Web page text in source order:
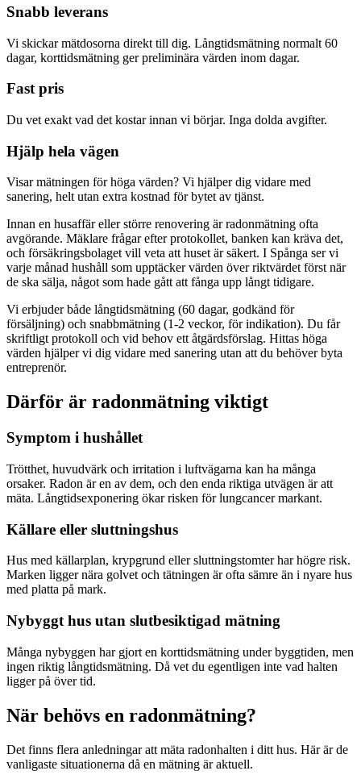
Snabb leverans
Vi skickar mätdosorna direkt till dig. Långtidsmätning normalt 60
dagar, korttidsmätning ger preliminära värden inom dagar.
Fast pris
Du vet exakt vad det kostar innan vi börjar. Inga dolda avgifter.
Hjälp hela vägen
Visar mätningen för höga värden? Vi hjälper dig vidare med
sanering, helt utan extra kostnad för bytet av tjänst.
Innan en husaffär eller större renovering är radonmätning ofta
avgörande. Mäklare frågar efter protokollet, banken kan kräva det,
och försäkringsbolaget vill veta att huset är säkert. I Spånga ser vi
varje månad hushåll som upptäcker värden över riktvärdet först när
de ska sälja, något som hade gått att fånga upp långt tidigare.
Vi erbjuder både långtidsmätning (60 dagar, godkänd för
försäljning) och snabbmätning (1-2 veckor, för indikation). Du får
skriftligt protokoll och vid behov ett åtgärdsförslag. Hittas höga
värden hjälper vi dig vidare med sanering utan att du behöver byta
entreprenör.
Därför är radonmätning viktigt
Symptom i hushållet
Trötthet, huvudvärk och irritation i luftvägarna kan ha många
orsaker. Radon är en av dem, och den enda riktiga utvägen är att
mäta. Långtidsexponering ökar risken för lungcancer markant.
Källare eller sluttningshus
Hus med källarplan, krypgrund eller sluttningstomter har högre risk.
Marken ligger nära golvet och tätningen är ofta sämre än i nyare hus
med platta på mark.
Nybyggt hus utan slutbesiktigad mätning
Många nybyggen har gjort en korttidsmätning under byggtiden, men
ingen riktig långtidsmätning. Då vet du egentligen inte vad halten
ligger på över tid.
När behövs en radonmätning?
Det finns flera anledningar att mäta radonhalten i ditt hus. Här är de
vanligaste situationerna då en mätning är aktuell.